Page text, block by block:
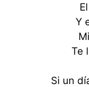
Y
Te
Si un